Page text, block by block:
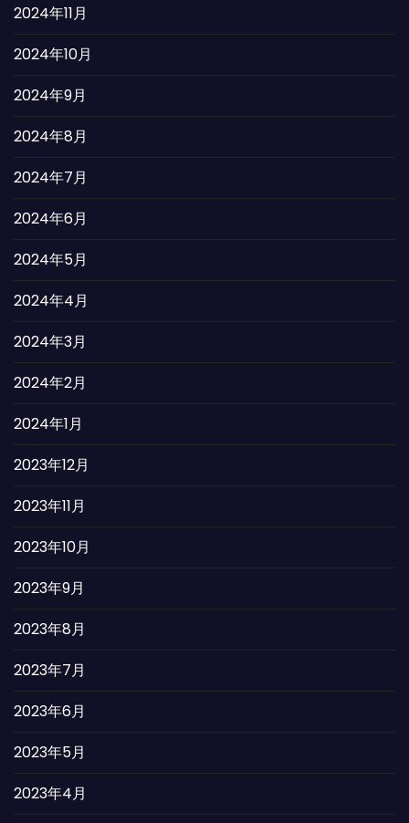
2024年11月
2024年10月
2024年9月
2024年8月
2024年7月
2024年6月
2024年5月
2024年4月
2024年3月
2024年2月
2024年1月
2023年12月
2023年11月
2023年10月
2023年9月
2023年8月
2023年7月
2023年6月
2023年5月
2023年4月